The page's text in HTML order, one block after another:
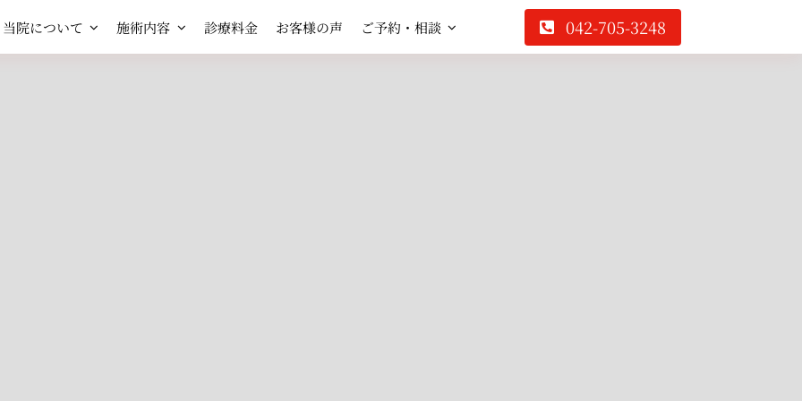
当院について 施術内容 診療料金 お客様の声 ご予約・相談 042-705-3248